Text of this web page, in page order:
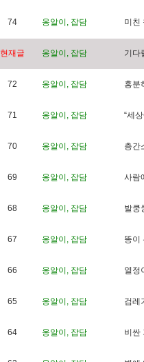
74 옹알이, 잡담 미 친
현재글 옹알이, 잡담 기 다
72 옹알이, 잡담 흥분
71 옹알이, 잡담 “세 상
70 옹알이, 잡담 층간
69 옹알이, 잡담 사람
68 옹알이, 잡담 발쿵
67 옹알이, 잡담 똥이
66 옹알이, 잡담 열 정
65 옹알이, 잡담 검레
64 옹알이, 잡담 비 싼